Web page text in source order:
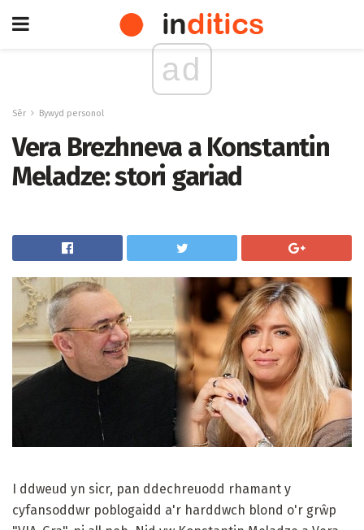
ad
Sêr Bywyd personol
Vera Brezhneva a Konstantin
Meladze: stori gariad
I ddweud yn sicr, pan ddechreuodd rhamant y
cyfansoddwr poblogaidd a'r harddwch blond o'r grŵp